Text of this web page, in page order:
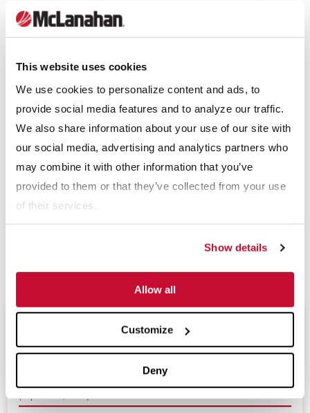
This website uses cookies
We use cookies to personalize content and ads, to
provide social media features and to analyze our traffic.
We also share information about your use of our site with
our social media, advertising and analytics partners who
may combine it with other information that you’ve
provided to them or that they’ve collected from your use
of their services.
Show details
Allow all
Customize
Deny
Schrift. “Mediante esta secadora de camas innovadora, los
combustible o tiempo que implica el acondicionamiento
mecánico”.
Con la sede central en Hollidaysburg, Pensilvania, McLanahan
Corporation provee soluciones de gestión para las camas, los
nutrientes y el estiércol con el fin de que los productores de
lecherías puedan mejorar la eficiencia, productividad y
rentabilidad. Para obtener más información, visite
Próximos Eventos
(sept 9 - 11, 2026)